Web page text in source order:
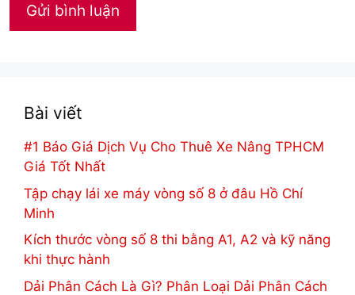
Bài viết
#1 Báo Giá Dịch Vụ Cho Thuê Xe Nâng TPHCM
Giá Tốt Nhất
Tập chạy lái xe máy vòng số 8 ở đâu Hồ Chí
Minh
Kích thước vòng số 8 thi bằng A1, A2 và kỹ năng
khi thực hành
Dải Phân Cách Là Gì? Phân Loại Dải Phân Cách